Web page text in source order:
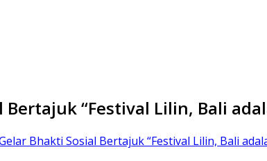
“Festival Lilin, Bali
Bhakti Sosial Bertajuk “Festival Lilin, Bali